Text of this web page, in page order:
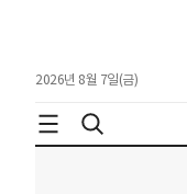
2026년 8월 7일(금)